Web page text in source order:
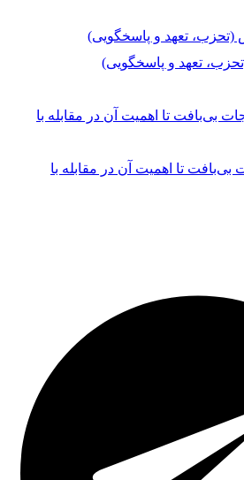
تعهد و پاسخگویی)
تا اهمیت آن در مقابله با